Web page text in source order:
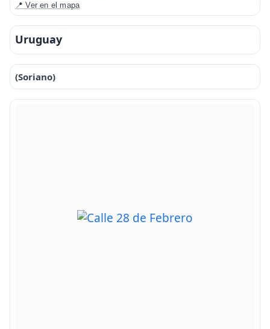
📍 Ver en el mapa
Uruguay
(Soriano)